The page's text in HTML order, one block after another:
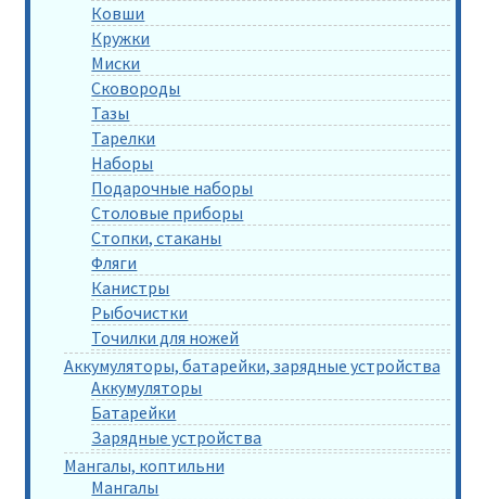
Ковши
Кружки
Миски
Сковороды
Тазы
Тарелки
Наборы
Подарочные наборы
Столовые приборы
Стопки, стаканы
Фляги
Канистры
Рыбочистки
Точилки для ножей
Аккумуляторы, батарейки, зарядные устройства
Аккумуляторы
Батарейки
Зарядные устройства
Мангалы, коптильни
Мангалы